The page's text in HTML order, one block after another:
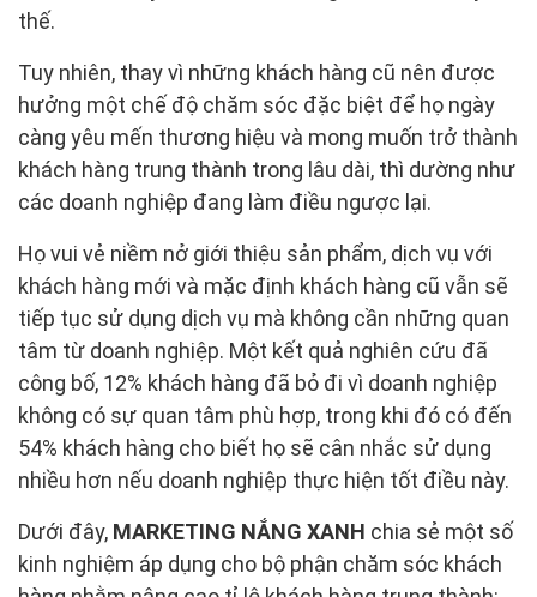
thế.
Tuy nhiên, thay vì những khách hàng cũ nên được
hưởng một chế độ chăm sóc đặc biệt để họ ngày
càng yêu mến thương hiệu và mong muốn trở thành
khách hàng trung thành trong lâu dài, thì dường như
các doanh nghiệp đang làm điều ngược lại.
Họ vui vẻ niềm nở giới thiệu sản phẩm, dịch vụ với
khách hàng mới và mặc định khách hàng cũ vẫn sẽ
tiếp tục sử dụng dịch vụ mà không cần những quan
tâm từ doanh nghiệp. Một kết quả nghiên cứu đã
công bố, 12% khách hàng đã bỏ đi vì doanh nghiệp
không có sự quan tâm phù hợp, trong khi đó có đến
54% khách hàng cho biết họ sẽ cân nhắc sử dụng
nhiều hơn nếu doanh nghiệp thực hiện tốt điều này.
Dưới đây, MARKETING NẮNG XANH chia sẻ một số
kinh nghiệm áp dụng cho bộ phận chăm sóc khách